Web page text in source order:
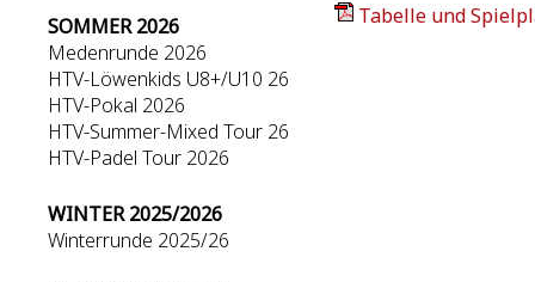
SOMMER 2026
Medenrunde 2026
HTV-Löwenkids U8+/U10 26
HTV-Pokal 2026
HTV-Summer-Mixed Tour 26
HTV-Padel Tour 2026
WINTER 2025/2026
Winterrunde 2025/26
Tabelle und